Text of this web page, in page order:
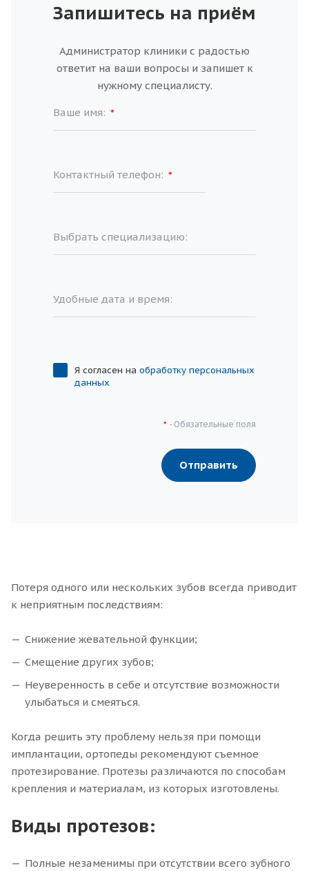
Запишитесь на приём
Администратор клиники с радостью
ответит на ваши вопросы и запишет к
нужному специалисту.
Ваше имя: *
Контактный телефон: *
Выбрать специализацию:
Удобные дата и время:
Я согласен на обработку персональных
данных
* - Обязательные поля
Отправить
Потеря одного или нескольких зубов всегда приводит
к неприятным последствиям:
Снижение жевательной функции;
Смещение других зубов;
Неуверенность в себе и отсутствие возможности
улыбаться и смеяться.
Когда решить эту проблему нельзя при помощи
имплантации, ортопеды рекомендуют съемное
протезирование. Протезы различаются по способам
крепления и материалам, из которых изготовлены.
Виды протезов:
Полные незаменимы при отсутствии всего зубного